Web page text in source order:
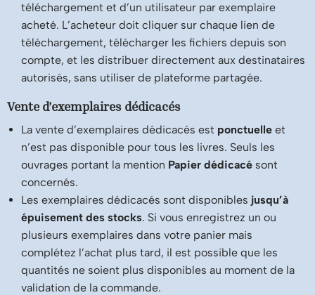
téléchargement et d’un utilisateur par exemplaire
acheté. L’acheteur doit cliquer sur chaque lien de
téléchargement, télécharger les fichiers depuis son
compte, et les distribuer directement aux destinataires
autorisés, sans utiliser de plateforme partagée.
Vente d’exemplaires dédicacés
La vente d’exemplaires dédicacés est ponctuelle et
n’est pas disponible pour tous les livres. Seuls les
ouvrages portant la mention Papier dédicacé sont
concernés.
Les exemplaires dédicacés sont disponibles jusqu’à
épuisement des stocks. Si vous enregistrez un ou
plusieurs exemplaires dans votre panier mais
complétez l’achat plus tard, il est possible que les
quantités ne soient plus disponibles au moment de la
validation de la commande.